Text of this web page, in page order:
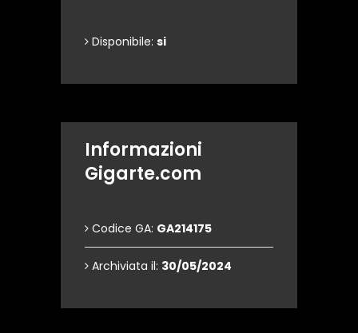
Disponibile: si
Informazioni
Gigarte.com
Codice GA: GA214175
Archiviata il: 30/05/2024